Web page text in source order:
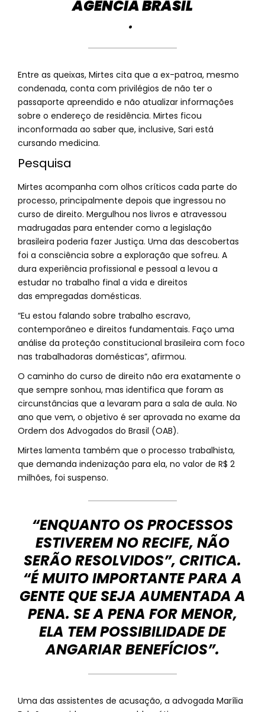
AGÊNCIA BRASIL
.
Entre as queixas, Mirtes cita que a ex-patroa, mesmo
condenada, conta com privilégios de não ter o
passaporte apreendido e não atualizar informações
sobre o endereço de residência. Mirtes ficou
inconformada ao saber que, inclusive, Sari está
cursando medicina.
Pesquisa
Mirtes acompanha com olhos críticos cada parte do
processo, principalmente depois que ingressou no
curso de direito. Mergulhou nos livros e atravessou
madrugadas para entender como a legislação
brasileira poderia fazer Justiça. Uma das descobertas
foi a consciência sobre a exploração que sofreu. A
dura experiência profissional e pessoal a levou a
estudar no trabalho final a vida e direitos
das empregadas domésticas.
“Eu estou falando sobre trabalho escravo,
contemporâneo e direitos fundamentais. Faço uma
análise da proteção constitucional brasileira com foco
nas trabalhadoras domésticas”, afirmou.
O caminho do curso de direito não era exatamente o
que sempre sonhou, mas identifica que foram as
circunstâncias que a levaram para a sala de aula. No
ano que vem, o objetivo é ser aprovada no exame da
Ordem dos Advogados do Brasil (OAB).
Mirtes lamenta também que o processo trabalhista,
que demanda indenização para ela, no valor de R$ 2
milhões, foi suspenso.
“ENQUANTO OS PROCESSOS
ESTIVEREM NO RECIFE, NÃO
SERÃO RESOLVIDOS”, CRITICA.
“É MUITO IMPORTANTE PARA A
GENTE QUE SEJA AUMENTADA A
PENA. SE A PENA FOR MENOR,
ELA TEM POSSIBILIDADE DE
ANGARIAR BENEFÍCIOS”.
Uma das assistentes de acusação, a advogada Marília